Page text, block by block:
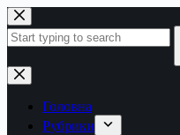
Перейти
до
вмісту
Немає
результатів
Головна
Рубрики